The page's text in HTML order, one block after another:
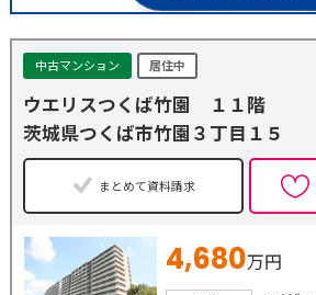
中古マンション 居住中
ウエリスつくば竹園 １１階
茨城県つくば市竹園３丁目１５
まとめて資料請求
4,680万円